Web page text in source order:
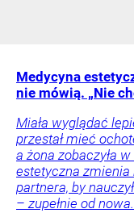
Medycyna
nie mówią. „Nie
Miała wyglądać
przestał mieć
a żona zobaczyła
estetyczna zmienia
partnera, by
– zupełnie od nowa.